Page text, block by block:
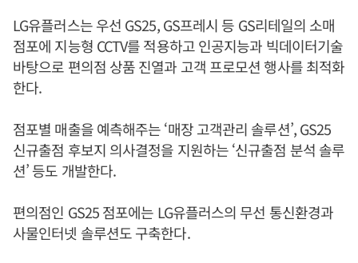
LG유플러스는 우선 GS25, GS프레시 등 GS리테일의 소매
점포에 지능형 CCTV를 적용하고 인공지능과 빅데이터기술
바탕으로 편의점 상품 진열과 고객 프로모션 행사를 최적화
한다.
점포별 매출을 예측해주는 ‘매장 고객관리 솔루션’, GS25
신규출점 후보지 의사결정을 지원하는 ‘신규출점 분석 솔루
션’ 등도 개발한다.
편의점인 GS25 점포에는 LG유플러스의 무선 통신환경과
사물인터넷 솔루션도 구축한다.